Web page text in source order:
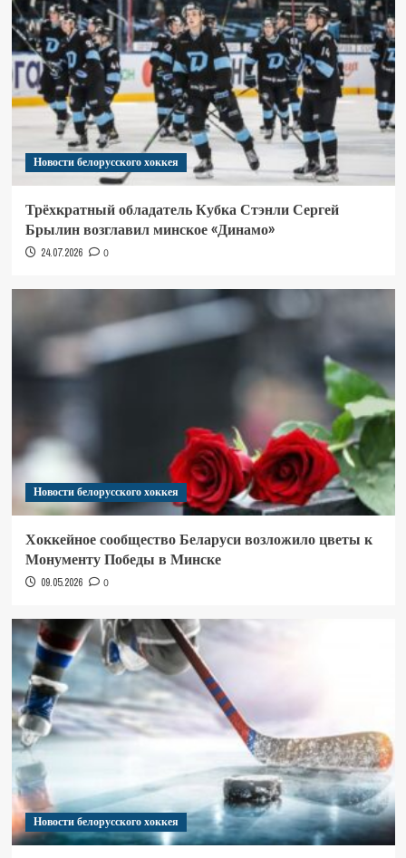
Новости белорусского хоккея
Трёхкратный обладатель Кубка Стэнли Сергей
Брылин возглавил минское «Динамо»
24.07.2026 0
Новости белорусского хоккея
Хоккейное сообщество Беларуси возложило цветы к
Монументу Победы в Минске
09.05.2026 0
Новости белорусского хоккея